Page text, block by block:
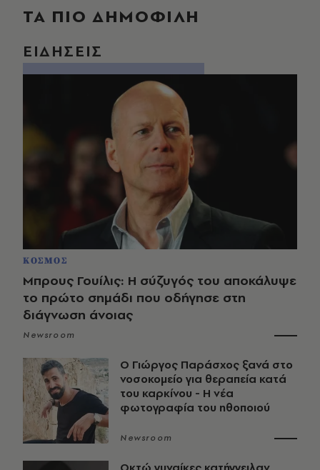
ΤΑ ΠΙΟ ΔΗΜΟΦΙΛΗ
ΕΙΔΗΣΕΙΣ
ΚΟΣΜΟΣ
Μπρους Γουίλις: Η σύζυγός του αποκάλυψε
το πρώτο σημάδι που οδήγησε στη
διάγνωση άνοιας
Newsroom
O Γιώργος Παράσχος ξανά στο
νοσοκομείο για θεραπεία κατά
του καρκίνου - Η νέα
φωτογραφία του ηθοποιού
Newsroom